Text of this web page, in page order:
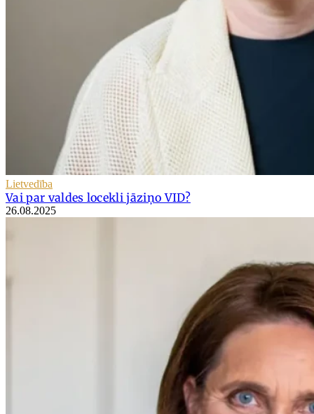
Lietvedība
Vai par valdes locekli jāziņo VID?
26.08.2025